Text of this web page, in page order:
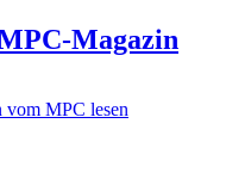
Magazin
vom MPC lesen